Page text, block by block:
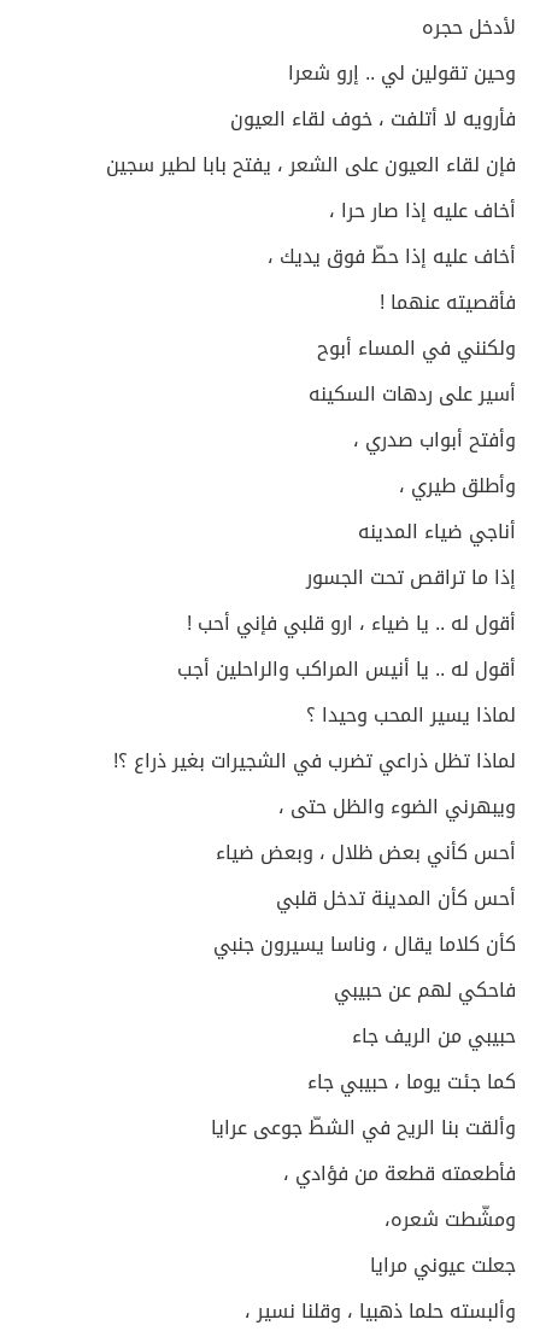
لأدخل حجره
وحين تقولين لي .. إرو شعرا
فأرويه لا أتلفت ، خوف لقاء العيون
فإن لقاء العيون على الشعر ، يفتح بابا لطير سجين
أخاف عليه إذا صار حرا ،
أخاف عليه إذا حطّ فوق يديك ،
فأقصيته عنهما !
ولكنني في المساء أبوح
أسير على ردهات السكينه
وأفتح أبواب صدري ،
وأطلق طيري ،
أناجي ضياء المدينه
إذا ما تراقص تحت الجسور
أقول له .. يا ضياء ، ارو قلبي فإني أحب !
أقول له .. يا أنيس المراكب والراحلين أجب
لماذا يسير المحب وحيدا ؟
لماذا تظل ذراعي تضرب في الشجيرات بغير ذراع ؟!
ويبهرني الضوء والظل حتى ،
أحس كأني بعض ظلال ، وبعض ضياء
أحس كأن المدينة تدخل قلبي
كأن كلاما يقال ، وناسا يسيرون جنبي
فاحكي لهم عن حبيبي
حبيبي من الريف جاء
كما جئت يوما ، حبيبي جاء
وألقت بنا الريح في الشطّ جوعى عرايا
فأطعمته قطعة من فؤادي ،
ومشّطت شعره،
جعلت عيوني مرايا
وألبسته حلما ذهبيا ، وقلنا نسير ،